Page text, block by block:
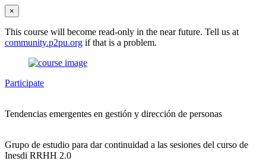
×
This course will become read-only in the near future. Tell us at
community.p2pu.org if that is a problem.
Participate
Tendencias emergentes en gestión y dirección de personas
Grupo de estudio para dar continuidad a las sesiones del curso de
Inesdi RRHH 2.0